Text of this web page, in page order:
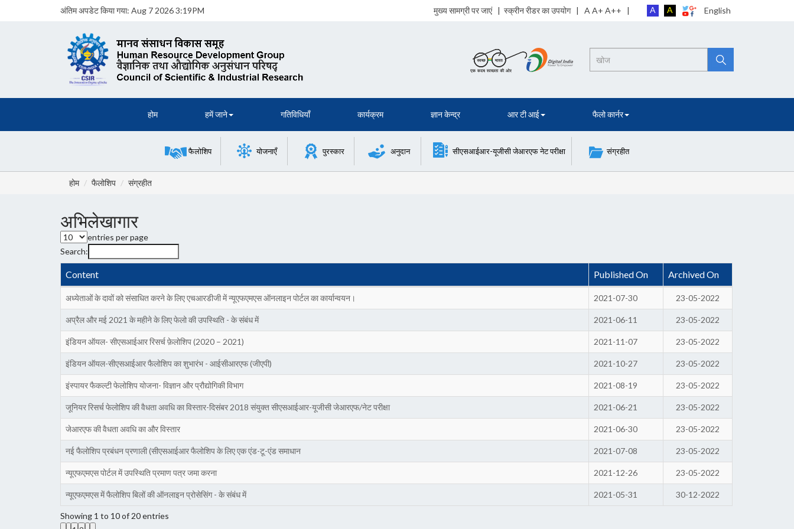
अंतिम अपडेट किया गया: Aug 7 2026 3:19PM मुख्य सामग्री पर जाएं| स्क्रीन रीडर का उपयोग| A A+ A++ | A A English
Search
होम हमें जाने गतिविधियाँ कार्यक्रम ज्ञान केन्द्र आर टी आई फैलो कार्नर
फैलोशिप योजनाएँ पुरस्कार अनुदान सीएसआईआर-यूजीसी जेआरएफ नेट परीक्षा संग्रहीत
होम फैलोशिप संग्रहीत
अभिलेखागार
entries per page
Search:
Content Published On Archived On
अध्येताओं के दावों को संसाधित करने के लिए एचआरडीजी में न्यूएफएमएस ऑनलाइन पोर्टल का कार्यान्वयन। 2021-07-30 23-05-2022
अप्रैल और मई 2021 के महीने के लिए फेलो की उपस्थिति - के संबंध में 2021-06-11 23-05-2022
इंडियन ऑयल- सीएसआईआर रिसर्च फ़ेलोशिप (2020 – 2021) 2021-11-07 23-05-2022
इंडियन ऑयल-सीएसआईआर फैलोशिप का शुभारंभ - आईसीआरएफ (जीएपी) 2021-10-27 23-05-2022
इंस्पायर फैकल्टी फेलोशिप योजना- विज्ञान और प्रौद्योगिकी विभाग 2021-08-19 23-05-2022
जूनियर रिसर्च फेलोशिप की वैधता अवधि का विस्तार-दिसंबर 2018 संयुक्त सीएसआईआर-यूजीसी जेआरएफ/नेट परीक्षा 2021-06-21 23-05-2022
जेआरएफ की वैधता अवधि का और विस्तार 2021-06-30 23-05-2022
नई फैलोशिप प्रबंधन प्रणाली (सीएसआईआर फैलोशिप के लिए एक एंड-टू-एंड समाधान 2021-07-08 23-05-2022
न्यूएफएमएस पोर्टल में उपस्थिति प्रमाण पत्र जमा करना 2021-12-26 23-05-2022
न्यूएफएमएस में फैलोशिप बिलों की ऑनलाइन प्रोसेसिंग - के संबंध में 2021-05-31 30-12-2022
Showing 1 to 10 of 20 entries